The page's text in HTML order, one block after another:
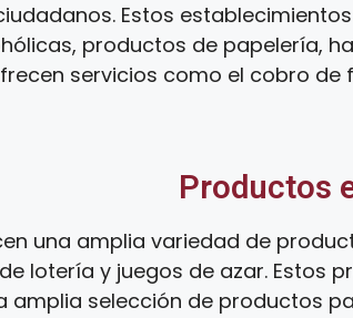
Estos
productos de papelería,
servicios como el cobro
Productos
una amplia variedad de
lotería y juegos de azar. Estos
amplia selección de productos